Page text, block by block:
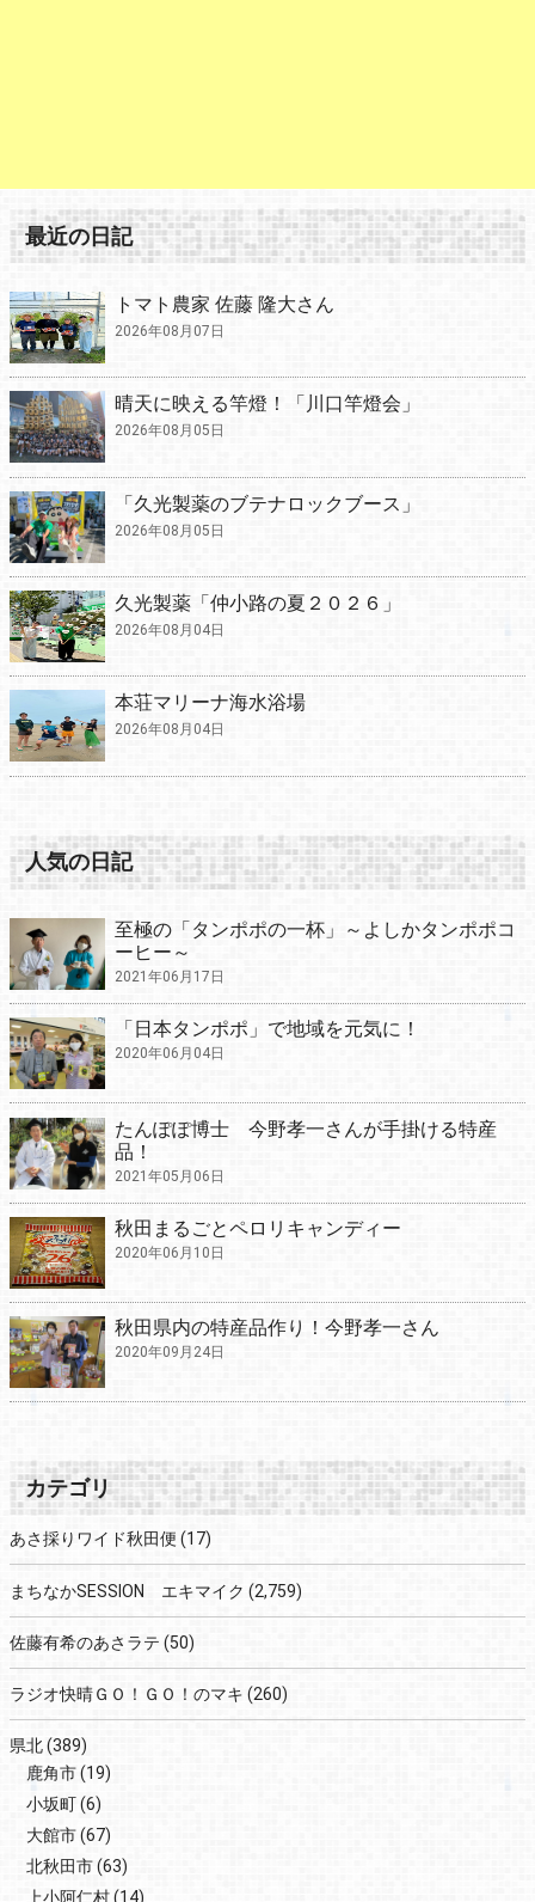
最近の日記
トマト農家 佐藤 隆大さん
2026年08月07日
晴天に映える竿燈！「川口竿燈会」
2026年08月05日
「久光製薬のブテナロックブース」
2026年08月05日
久光製薬「仲小路の夏２０２６」
2026年08月04日
本荘マリーナ海水浴場
2026年08月04日
人気の日記
至極の「タンポポの一杯」～よしかタンポポコ
ーヒー～
2021年06月17日
「日本タンポポ」で地域を元気に！
2020年06月04日
たんぽぽ博士 今野孝一さんが手掛ける特産
品！
2021年05月06日
秋田まるごとペロリキャンディー
2020年06月10日
秋田県内の特産品作り！今野孝一さん
2020年09月24日
カテゴリ
あさ採りワイド秋田便 (17)
まちなかSESSION エキマイク (2,759)
佐藤有希のあさラテ (50)
ラジオ快晴ＧＯ！ＧＯ！のマキ (260)
県北(389)
鹿角市(19)
小坂町(6)
大館市(67)
北秋田市(63)
上小阿仁村(14)